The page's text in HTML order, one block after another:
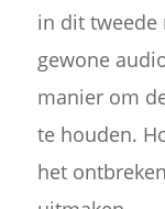
in dit tweede
gewone
manier om
te houden.
het